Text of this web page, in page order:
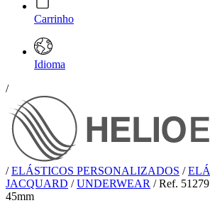
Carrinho
Idioma
/
/ ELÁSTICOS PERSONALIZADOS /
JACQUARD / UNDERWEAR / Ref.
45mm